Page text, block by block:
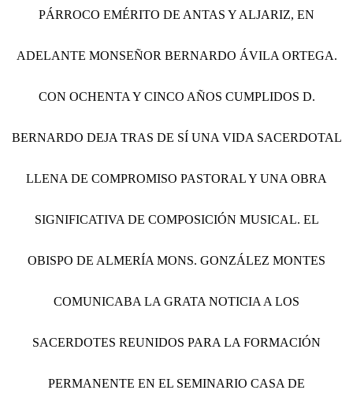
PÁRROCO EMÉRITO DE ANTAS Y ALJARIZ, EN
ADELANTE MONSEÑOR BERNARDO ÁVILA ORTEGA.
CON OCHENTA Y CINCO AÑOS CUMPLIDOS D.
BERNARDO DEJA TRAS DE SÍ UNA VIDA SACERDOTAL
LLENA DE COMPROMISO PASTORAL Y UNA OBRA
SIGNIFICATIVA DE COMPOSICIÓN MUSICAL. EL
OBISPO DE ALMERÍA MONS. GONZÁLEZ MONTES
COMUNICABA LA GRATA NOTICIA A LOS
SACERDOTES REUNIDOS PARA LA FORMACIÓN
PERMANENTE EN EL SEMINARIO CASA DE